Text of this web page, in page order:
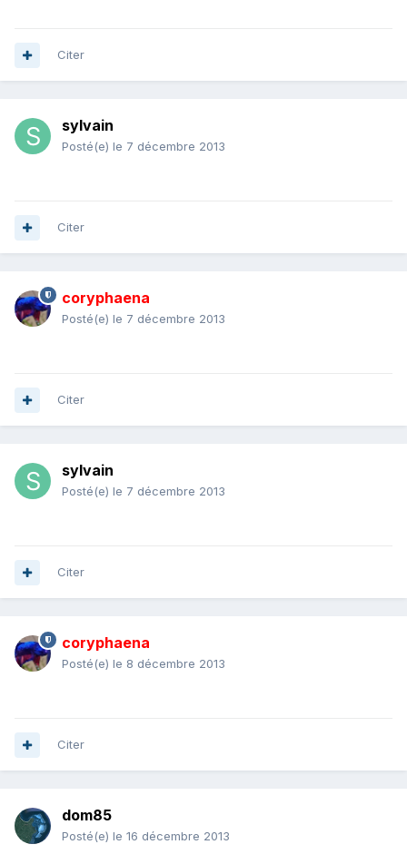
Citer
sylvain
Posté(e) le 7 décembre 2013
Citer
coryphaena
Posté(e) le 7 décembre 2013
Citer
sylvain
Posté(e) le 7 décembre 2013
Citer
coryphaena
Posté(e) le 8 décembre 2013
Citer
dom85
Posté(e) le 16 décembre 2013